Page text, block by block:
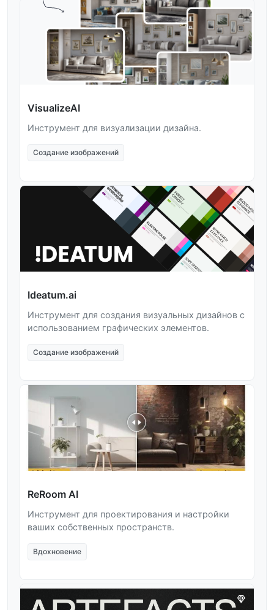
VisualizeAI
Инструмент для визуализации дизайна.
Создание изображений
Ideatum.ai
Инструмент для создания визуальных дизайнов с
использованием графических элементов.
Создание изображений
ReRoom AI
Инструмент для проектирования и настройки
ваших собственных пространств.
Вдохновение